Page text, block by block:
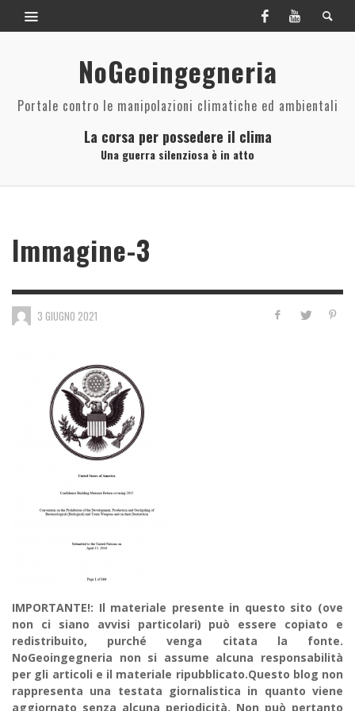
NoGeoingegneria
Portale contro le manipolazioni climatiche ed ambientali
La corsa per possedere il clima
Una guerra silenziosa è in atto
Immagine-3
3 GIUGNO 2021
IMPORTANTE!: Il materiale presente in questo sito (ove
non ci siano avvisi particolari) può essere copiato e
redistribuito, purché venga citata la fonte.
NoGeoingegneria non si assume alcuna responsabilità
per gli articoli e il materiale ripubblicato.Questo blog non
rappresenta una testata giornalistica in quanto viene
aggiornato senza alcuna periodicità. Non può pertanto